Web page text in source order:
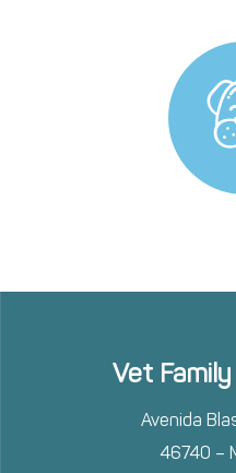
Vet
Avenida
46740 –